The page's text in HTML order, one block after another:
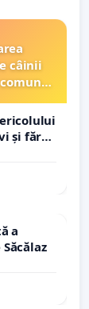
câinii
și fără
a